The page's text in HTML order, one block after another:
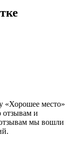
«Хорошее место»
и
мы вошли